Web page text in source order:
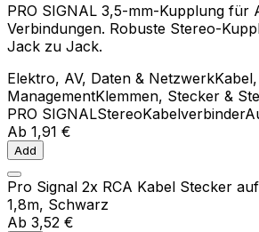
PRO SIGNAL 3,5-mm-Kupplung für
Verbindungen. Robuste Stereo-
Jack zu Jack.
Elektro, AV, Daten & Netzwerk
ManagementKlemmen, Stecker &
PRO SIGNALStereoKabelverbinder
Ab 1,91 €
Add
Pro Signal 2x RCA Kabel Stecker
1,8m, Schwarz
Ab 3,52 €